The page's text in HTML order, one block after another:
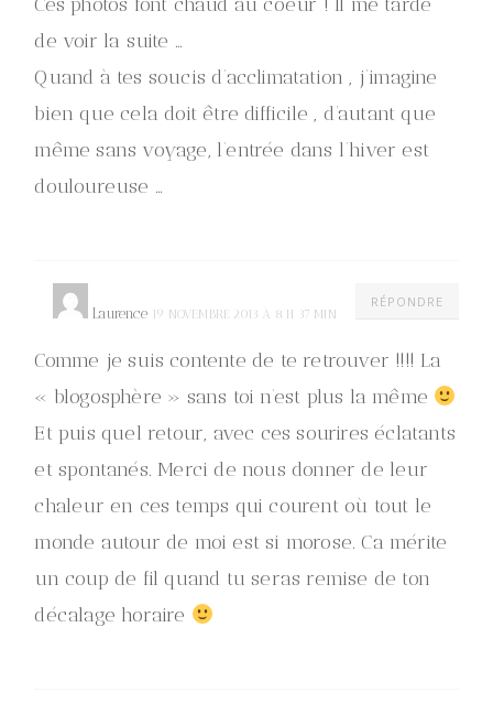
de voir la suite …
Quand à tes soucis d’acclimatation , j’imagine
bien que cela doit être difficile , d’autant que
même sans voyage, l’entrée dans l’hiver est
douloureuse …
RÉPONDRE
Laurence 19 NOVEMBRE 2013 À 8 H 37 MIN
Comme je suis contente de te retrouver !!!! La
« blogosphère » sans toi n’est plus la même
Et puis quel retour, avec ces sourires éclatants
et spontanés. Merci de nous donner de leur
chaleur en ces temps qui courent où tout le
monde autour de moi est si morose. Ca mérite
un coup de fil quand tu seras remise de ton
décalage horaire